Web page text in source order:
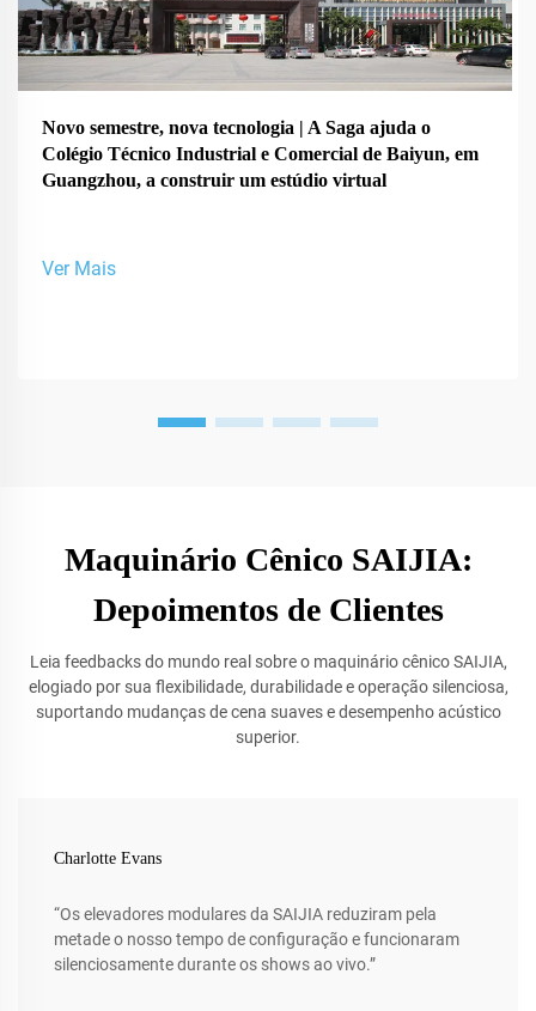
Novo semestre, nova tecnologia | A Saga ajuda o
Colégio Técnico Industrial e Comercial de Baiyun, em
Guangzhou, a construir um estúdio virtual
Ver Mais
Maquinário Cênico SAIJIA:
Depoimentos de Clientes
Leia feedbacks do mundo real sobre o maquinário cênico SAIJIA,
elogiado por sua flexibilidade, durabilidade e operação silenciosa,
suportando mudanças de cena suaves e desempenho acústico
superior.
Charlotte Evans
“Os elevadores modulares da SAIJIA reduziram pela
metade o nosso tempo de configuração e funcionaram
silenciosamente durante os shows ao vivo.”